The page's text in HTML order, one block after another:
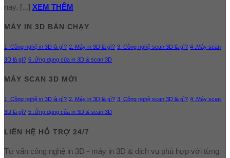
nay. [...] XEM THÊM
MÁY IN 3D BÁN CHẠY
1. Công nghệ in 3D là gì? 2. Máy in 3D là gì? 3. Công nghệ scan 3D là gì? 4 .Máy scan
3D là gì? 5 .Ứng dụng của in 3D & scan 3D
MÁY SCAN 3D MỚI
1. Công nghệ in 3D là gì? 2. Máy in 3D là gì? 3. Công nghệ scan 3D là gì? 4 .Máy scan
3D là gì? 5 .Ứng dụng của in 3D & scan 3D
LIÊN HỆ HỖ TRỢ 24/7
Tư vấn công nghệ in 3D - máy in 3D & dịch vụ phù hợp với từng